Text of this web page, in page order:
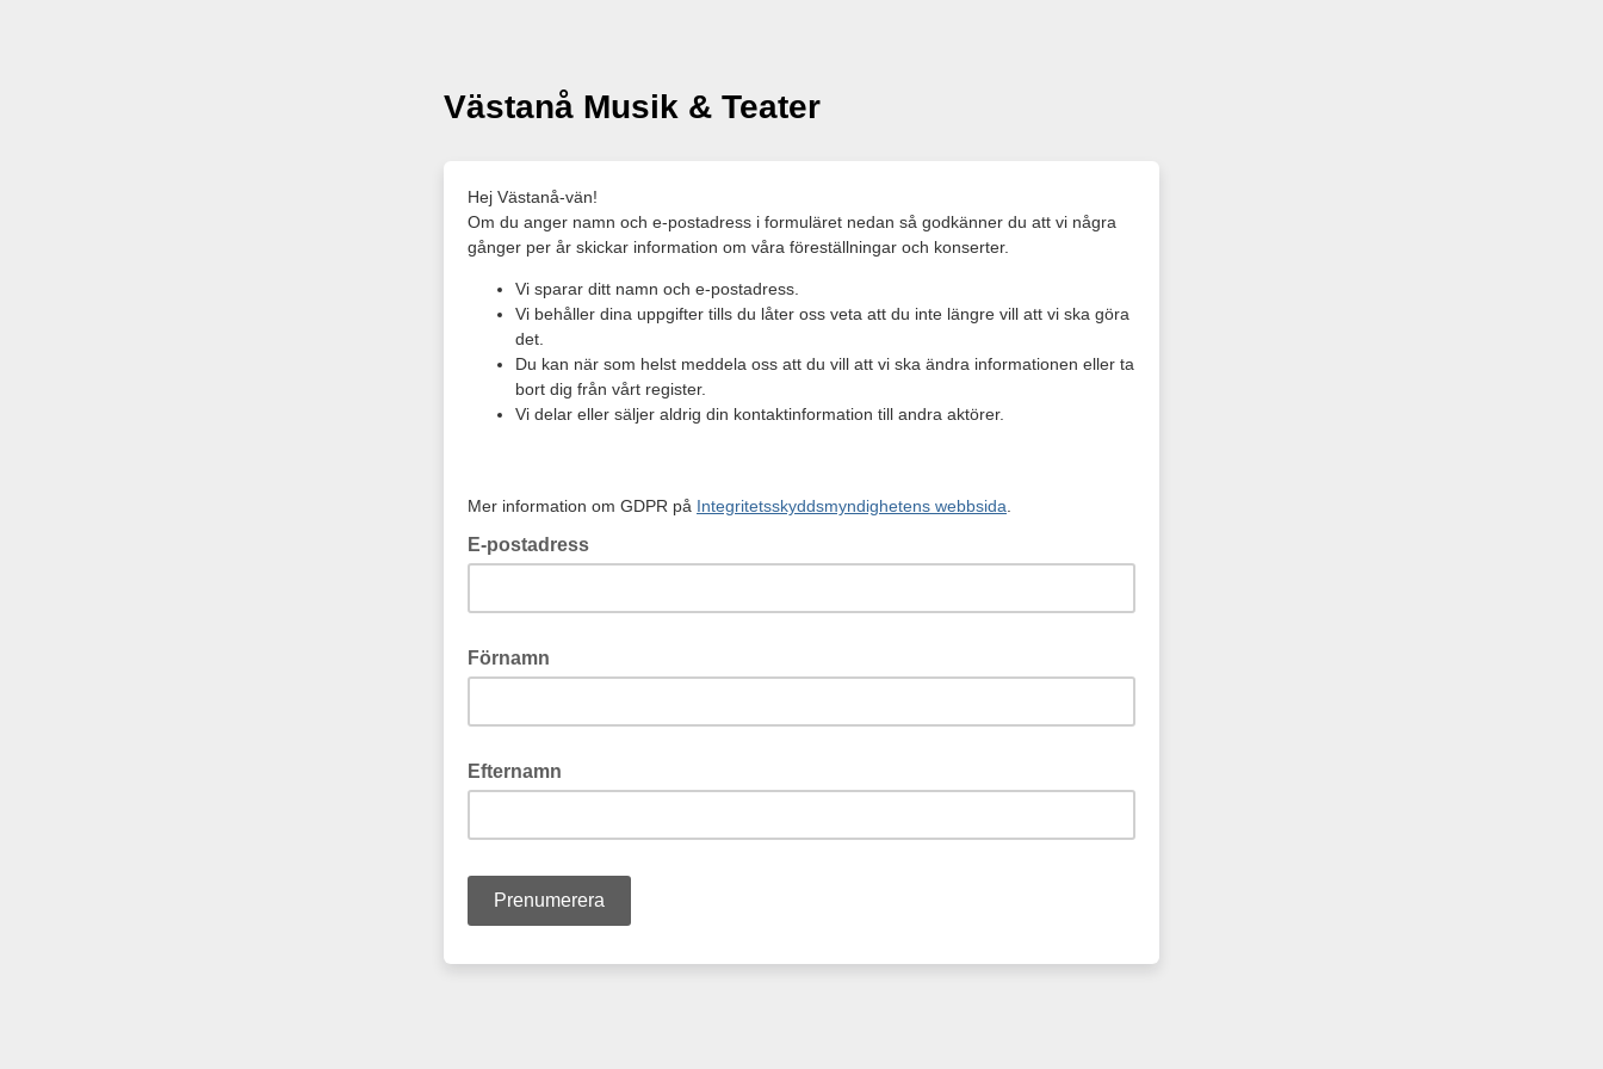
Västanå Musik & Teater
Hej Västanå-vän!
Om du anger namn och e-postadress i formuläret nedan så godkänner du att vi några
gånger per år skickar information om våra föreställningar och konserter.
Vi sparar ditt namn och e-postadress.
Vi behåller dina uppgifter tills du låter oss veta att du inte längre vill att vi ska göra
det.
Du kan när som helst meddela oss att du vill att vi ska ändra informationen eller ta
bort dig från vårt register.
Vi delar eller säljer aldrig din kontaktinformation till andra aktörer.
Mer information om GDPR på Integritetsskyddsmyndighetens webbsida
E-postadress
Förnamn
Efternamn